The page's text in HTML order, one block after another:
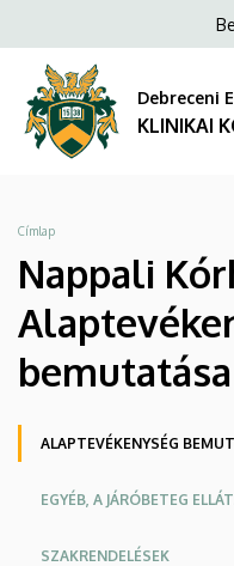
Kórház
bemutatása
KLINIKAI
KÖZPONT
a
tartalomra
Debreceni
KLINIKAI
Morzsa
Címlap
Nappali
bemutatása
Oldalmenü
ALAPTEVÉKENYSÉG
EGYÉB, A JÁRÓBETEG
SZAKRENDELÉSEK